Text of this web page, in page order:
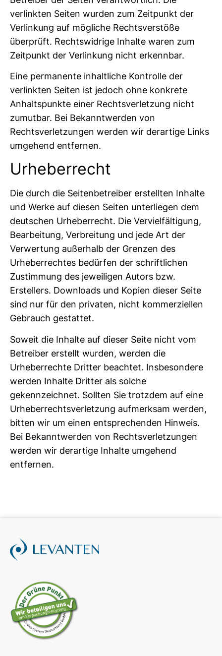
verlinkten Seiten wurden zum Zeitpunkt der
Verlinkung auf mögliche Rechtsverstöße
überprüft. Rechtswidrige Inhalte waren zum
Zeitpunkt der Verlinkung nicht erkennbar.
Eine permanente inhaltliche Kontrolle der
verlinkten Seiten ist jedoch ohne konkrete
Anhaltspunkte einer Rechtsverletzung nicht
zumutbar. Bei Bekanntwerden von
Rechtsverletzungen werden wir derartige Links
umgehend entfernen.
Urheberrecht
Die durch die Seitenbetreiber erstellten Inhalte
und Werke auf diesen Seiten unterliegen dem
deutschen Urheberrecht. Die Vervielfältigung,
Bearbeitung, Verbreitung und jede Art der
Verwertung außerhalb der Grenzen des
Urheberrechtes bedürfen der schriftlichen
Zustimmung des jeweiligen Autors bzw.
Erstellers. Downloads und Kopien dieser Seite
sind nur für den privaten, nicht kommerziellen
Gebrauch gestattet.
Soweit die Inhalte auf dieser Seite nicht vom
Betreiber erstellt wurden, werden die
Urheberrechte Dritter beachtet. Insbesondere
werden Inhalte Dritter als solche
gekennzeichnet. Sollten Sie trotzdem auf eine
Urheberrechtsverletzung aufmerksam werden,
bitten wir um einen entsprechenden Hinweis.
Bei Bekanntwerden von Rechtsverletzungen
werden wir derartige Inhalte umgehend
entfernen.